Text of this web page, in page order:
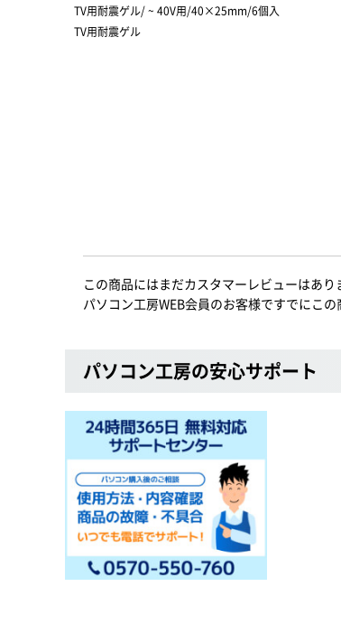
TV用耐震ゲル/ ~ 40V用/40×25mm/6個入
TV用耐震ゲル
この商品にはまだカスタマーレビューはあ
パソコン工房WEB会員のお客様ですでにこ
パソコン工房の安心サポート